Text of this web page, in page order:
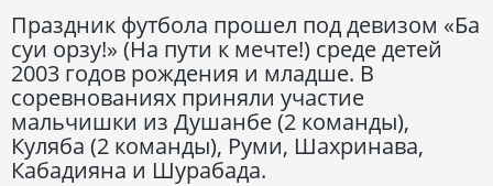
Праздник футбола прошел под девизом «Ба
суи орзу!» (На пути к мечте!) среде детей
2003 годов рождения и младше. В
соревнованиях приняли участие
мальчишки из Душанбе (2 команды),
Куляба (2 команды), Руми, Шахринава,
Кабадияна и Шурабада.